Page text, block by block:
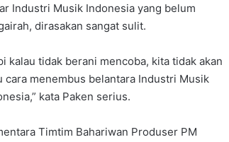
Industri Musik Indonesia yang belum
dirasakan sangat sulit.
kalau tidak berani mencoba, kita tidak akan
cara menembus belantara Industri Musik
kata Paken serius.
Timtim Bahariwan Produser PM